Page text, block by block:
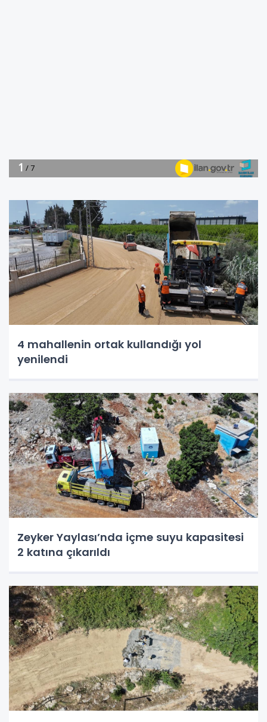
4 mahallenin ortak kullandığı yol
yenilendi
Zeyker Yaylası’nda içme suyu kapasitesi
2 katına çıkarıldı